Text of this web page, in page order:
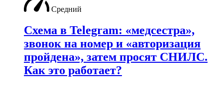
Средний
Схема в Telegram: «медсестра»,
звонок на номер и «авторизация
пройдена», затем просят СНИЛС.
Как это работает?